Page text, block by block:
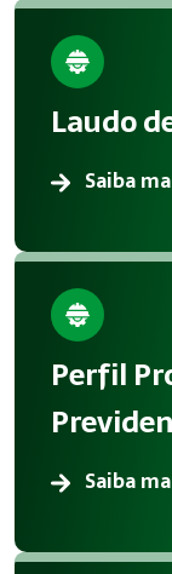
Laudo
Saiba
Perfil
Saiba